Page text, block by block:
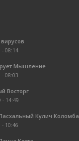
- 08:14
Мышление
- 08:03
Восторг
- 14:49
Кулич Коломба
- 10:46